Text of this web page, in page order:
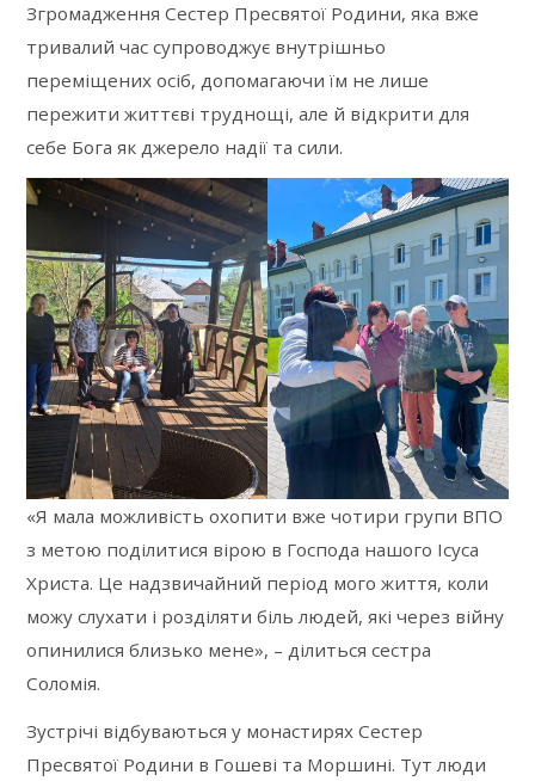
Згромадження Сестер Пресвятої Родини, яка вже
тривалий час супроводжує внутрішньо
переміщених осіб, допомагаючи їм не лише
пережити життєві труднощі, але й відкрити для
себе Бога як джерело надії та сили.
«Я мала можливість охопити вже чотири групи ВПО
з метою поділитися вірою в Господа нашого Ісуса
Христа. Це надзвичайний період мого життя, коли
можу слухати і розділяти біль людей, які через війну
опинилися близько мене», – ділиться сестра
Соломія.
Зустрічі відбуваються у монастирях Сестер
Пресвятої Родини в Гошеві та Моршині. Тут люди